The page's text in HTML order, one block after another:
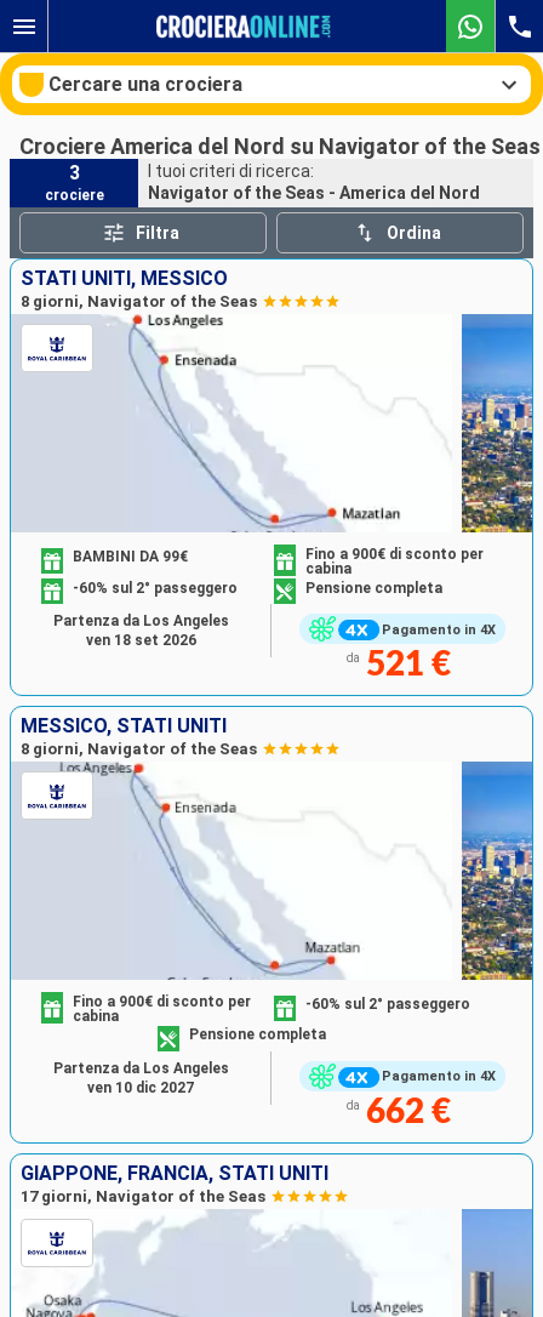
Cercare una crociera
Le nostre destinazioni
Mesi di partenza
Porti
Crociere America del Nord su Navigator of the Seas
3
crociere
I tuoi criteri di ricerca:
Navigator of the Seas - America del Nord
Filtra Ordina
STATI UNITI, MESSICO
8 giorni, Navigator of the Seas
Pagamento in 4X
BAMBINI DA 99€
Fino a 900€ di sconto per
cabina
-60% sul 2° passeggero
Pensione completa
da 521 €
Partenza da Los Angeles
ven 18 set 2026
MESSICO, STATI UNITI
8 giorni, Navigator of the Seas
Pagamento in 4X
Fino a 900€ di sconto per
cabina
-60% sul 2° passeggero
Pensione completa
da 662 €
Partenza da Los Angeles
ven 10 dic 2027
GIAPPONE, FRANCIA, STATI UNITI
17 giorni, Navigator of the Seas